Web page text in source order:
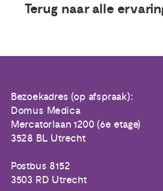
Terug naar alle
Bezoekadres (op afspraak):
Domus Medica
Mercatorlaan 1200 (6e etage)
3528 BL Utrecht
Postbus 8152
3503 RD Utrecht